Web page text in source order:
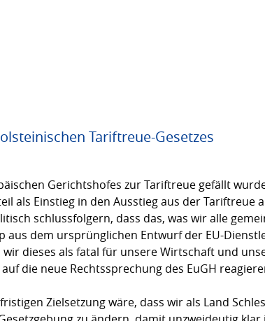
Tariftreue-Gesetzes
Gerichtshofes zur Tariftreue gefällt
als Einstieg in den Ausstieg aus der Tariftreue
schlussfolgern, dass das, was wir alle
aus dem ursprünglichen Entwurf der EU-
dieses als fatal für unsere Wirtschaft und
die neue Rechtssprechung des EuGH
Zielsetzung wäre, dass wir als Land